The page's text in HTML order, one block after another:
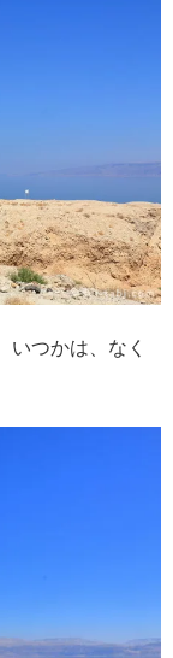
いつかは、なく